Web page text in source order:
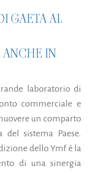
GAETA AL
ANCHE IN
laboratorio di
commerciale e
un comparto
sistema Paese.
dello Ymf è la
di una sinergia